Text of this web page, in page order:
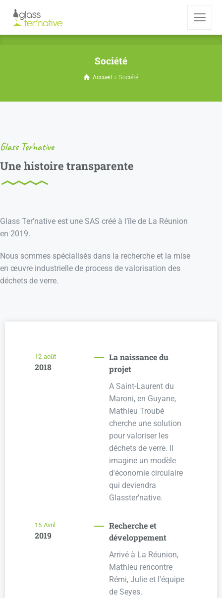
Société
Accueil Société
Glass Ter'native
Une histoire transparente
Glass Ter’native est une SAS créé à l’île de La Réunion
en 2019.
Nous sommes spécialisés dans la recherche et la mise
en œuvre industrielle de process de valorisation des
déchets de verre.
12 août
2018
La naissance du
projet
A Saint-Laurent du
Maroni, en Guyane,
Mathieu Troubé
cherche une solution
pour valoriser les
déchets de verre. Il
imagine un modèle
d'économie circulaire
qui deviendra
Glasster'native.
15 Avril
2019
Recherche et
développement
Arrivé à La Réunion,
Mathieu rencontre
Rémi, Julie et l'équipe
de Seyes.